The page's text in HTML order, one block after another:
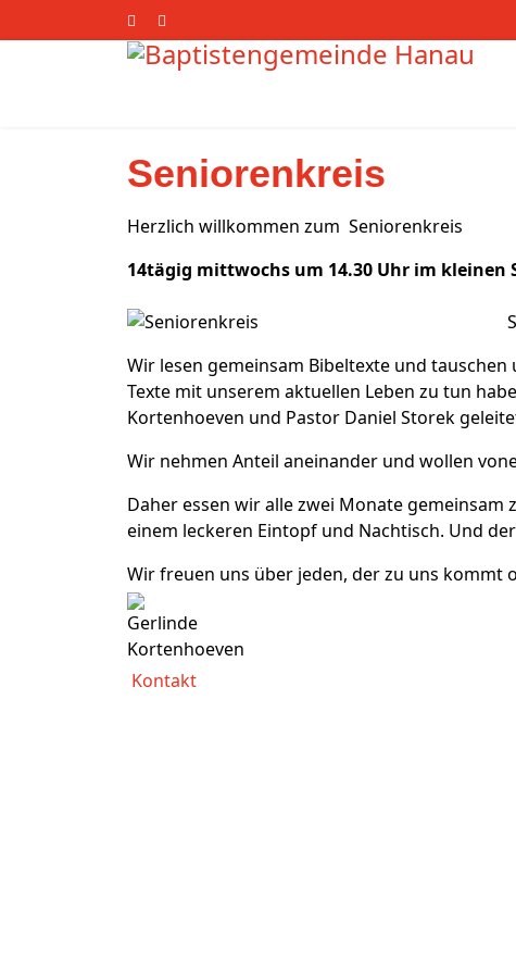
Seniorenkreis
Herzlich willkommen zum Seniorenkreis
14tägig mittwochs um 14.30 Uhr im kleinen
Wir lesen gemeinsam Bibeltexte und
Texte mit unserem aktuellen Leben zu tun
Kortenhoeven und Pastor Daniel Storek
Wir nehmen Anteil aneinander und wollen
Daher essen wir alle zwei Monate
einem leckeren Eintopf und Nachtisch. Und
Wir freuen uns über jeden, der zu uns kommt
Kontakt